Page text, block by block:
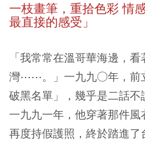
一枝畫筆，重拾色彩 情
最直接的感受」
「我常常在溫哥華海邊，
灣⋯⋯。」一九九○年，前
破黑名單」，幾乎是二話不
一九九一年，他穿著那件
再度持假護照，終於踏進